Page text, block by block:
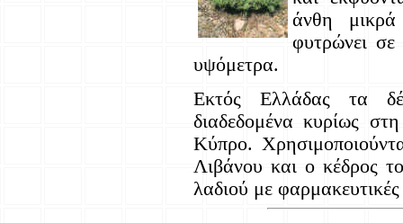
άνθη
φυτρώνει
υψόμετρα.
Εκτός Ελλάδας τα
διαδεδομένα κυρίως
Κύπρο.
Λιβάνου και ο κέδρος
λαδιού με φαρμακευτικές